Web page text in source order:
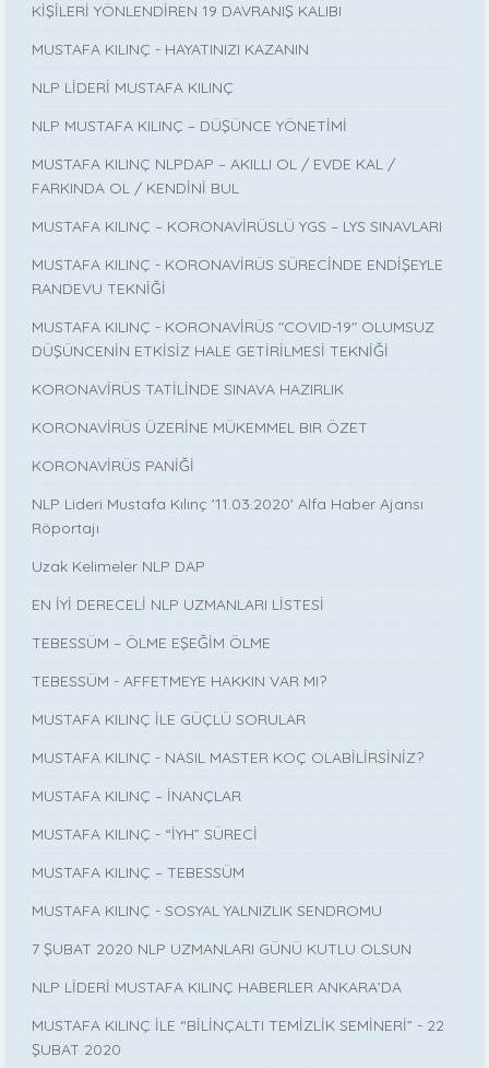
KİŞİLERİ YÖNLENDİREN 19 DAVRANIŞ KALIBI
MUSTAFA KILINÇ - HAYATINIZI KAZANIN
NLP LİDERİ MUSTAFA KILINÇ
NLP MUSTAFA KILINÇ – DÜŞÜNCE YÖNETİMİ
MUSTAFA KILINÇ NLPDAP – AKILLI OL / EVDE KAL /
FARKINDA OL / KENDİNİ BUL
MUSTAFA KILINÇ – KORONAVİRÜSLÜ YGS – LYS SINAVLARI
MUSTAFA KILINÇ - KORONAVİRÜS SÜRECİNDE ENDİŞEYLE
RANDEVU TEKNİĞİ
MUSTAFA KILINÇ - KORONAVİRÜS "COVID-19" OLUMSUZ
DÜŞÜNCENİN ETKİSİZ HALE GETİRİLMESİ TEKNİĞİ
KORONAVİRÜS TATİLİNDE SINAVA HAZIRLIK
KORONAVİRÜS ÜZERİNE MÜKEMMEL BIR ÖZET
KORONAVİRÜS PANİĞİ
NLP Lideri Mustafa Kılınç '11.03.2020' Alfa Haber Ajansı
Röportajı
Uzak Kelimeler NLP DAP
EN İYİ DERECELİ NLP UZMANLARI LİSTESİ
TEBESSÜM – ÖLME EŞEĞİM ÖLME
TEBESSÜM - AFFETMEYE HAKKIN VAR MI?
MUSTAFA KILINÇ İLE GÜÇLÜ SORULAR
MUSTAFA KILINÇ - NASIL MASTER KOÇ OLABİLİRSİNİZ?
MUSTAFA KILINÇ – İNANÇLAR
MUSTAFA KILINÇ - “İYH” SÜRECİ
MUSTAFA KILINÇ – TEBESSÜM
MUSTAFA KILINÇ - SOSYAL YALNIZLIK SENDROMU
7 ŞUBAT 2020 NLP UZMANLARI GÜNÜ KUTLU OLSUN
NLP LİDERİ MUSTAFA KILINÇ HABERLER ANKARA’DA
MUSTAFA KILINÇ İLE “BİLİNÇALTI TEMİZLİK SEMİNERİ” - 22
ŞUBAT 2020